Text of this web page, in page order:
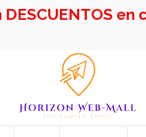
DESCUENTOS